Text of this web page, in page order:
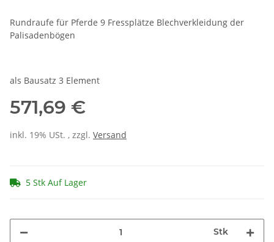
Rundraufe für Pferde 9 Fressplätze Blechverkleidung der
Palisadenbögen
als Bausatz 3 Element
571,69 €
inkl. 19% USt. , zzgl. Versand
5 Stk Auf Lager
Stk